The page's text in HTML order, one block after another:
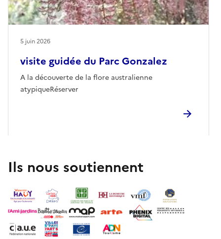
visite guidée du Parc Gonzalez
A la découverte de la flore australienne
atypiqueRéserver
5 juin 2026
Ils nous soutiennent